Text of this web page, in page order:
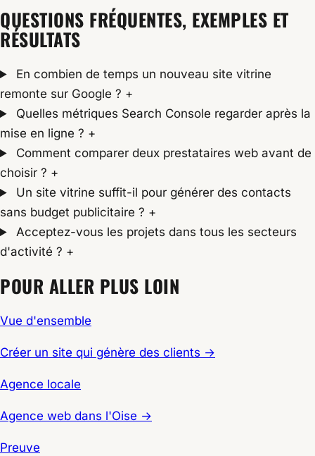
QUESTIONS FRÉQUENTES, EXEMPLES ET
RÉSULTATS
En combien de temps un nouveau site vitrine
remonte sur Google ? +
Quelles métriques Search Console regarder après la
mise en ligne ? +
Comment comparer deux prestataires web avant de
choisir ? +
Un site vitrine suffit-il pour générer des contacts
sans budget publicitaire ? +
Acceptez-vous les projets dans tous les secteurs
d'activité ? +
POUR ALLER PLUS LOIN
Vue d'ensemble
Créer un site qui génère des clients →
Agence locale
Agence web dans l'Oise →
Preuve